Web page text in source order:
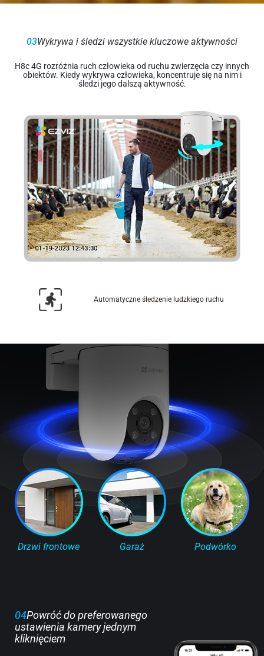
03Wykrywa i śledzi wszystkie kluczowe aktywności
H8c 4G rozróżnia ruch człowieka od ruchu zwierzęcia czy innych
obiektów. Kiedy wykrywa człowieka, koncentruje się na nim i
śledzi jego dalszą aktywność.
Automatyczne śledzenie ludzkiego ruchu
Drzwi frontowe Garaż Podwórko
04Powróć do preferowanego
ustawienia kamery jednym
kliknięciem